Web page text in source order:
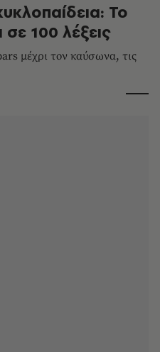
Το
σε 100 λέξεις
μέχρι τον καύσωνα, τις